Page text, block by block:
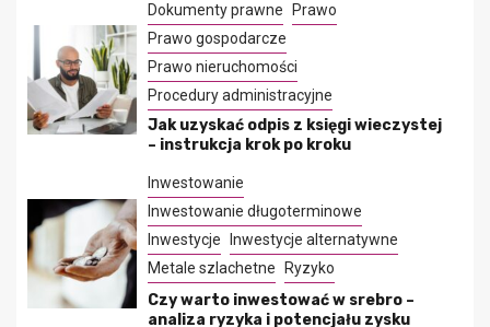
Dokumenty prawne
Prawo
Prawo gospodarcze
Prawo nieruchomości
Procedury administracyjne
Jak uzyskać odpis z księgi wieczystej
– instrukcja krok po kroku
Inwestowanie
Inwestowanie długoterminowe
Inwestycje
Inwestycje alternatywne
Metale szlachetne
Ryzyko
Czy warto inwestować w srebro –
analiza ryzyka i potencjału zysku